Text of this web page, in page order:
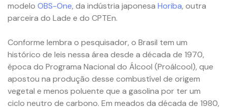
modelo OBS-One, da indústria japonesa Horiba, outra
parceira do Lade e do CPTEn.
Conforme lembra o pesquisador, o Brasil tem um
histórico de leis nessa área desde a década de 1970,
época do Programa Nacional do Álcool (Proálcool), que
apostou na produção desse combustível de origem
vegetal e menos poluente que a gasolina por ter um
ciclo neutro de carbono. Em meados da década de 1980,